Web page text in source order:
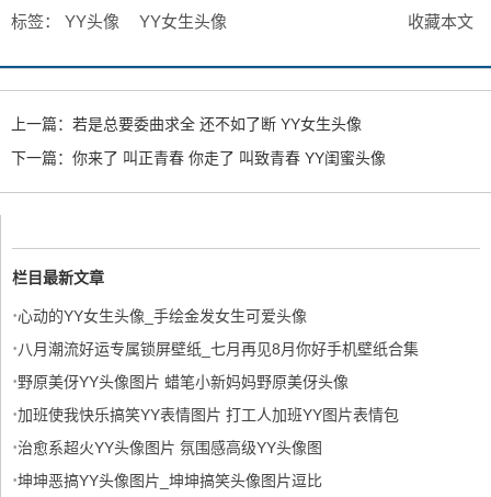
收藏本文
标签： YY头像 YY女生头像
上一篇： 若是总要委曲求全 还不如了断 YY女生头像
下一篇： 你来了 叫正青春 你走了 叫致青春 YY闺蜜头像
栏目最新文章
·心动的YY女生头像_手绘金发女生可爱头像
·八月潮流好运专属锁屏壁纸_七月再见8月你好手机壁纸合集
·野原美伢YY头像图片 蜡笔小新妈妈野原美伢头像
·加班使我快乐搞笑YY表情图片 打工人加班YY图片表情包
·治愈系超火YY头像图片 氛围感高级YY头像图
·坤坤恶搞YY头像图片_坤坤搞笑头像图片逗比